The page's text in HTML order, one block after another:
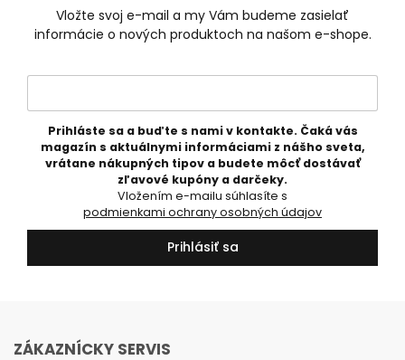
Vložte svoj e-mail a my Vám budeme zasielať
informácie o nových produktoch na našom e-shope.
Prihláste sa a buďte s nami v kontakte. Čaká vás
magazín s aktuálnymi informáciami z nášho sveta,
vrátane nákupných tipov a budete môcť dostávať
zľavové kupóny a darčeky.
podmienkami ochrany osobných údajov
Prihlásiť sa
ZÁKAZNÍCKY SERVIS